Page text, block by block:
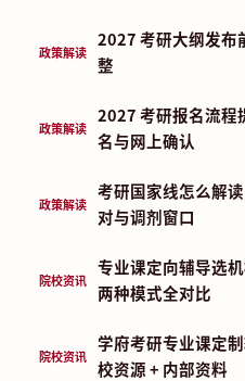
政策解读
2027 考研大纲发布
整
政策解读
2027 考研报名流程
名与网上确认
政策解读
考研国家线怎么解
对与调剂窗口
院校资讯
专业课定向辅导选
两种模式全对比
院校资讯
学府考研专业课定
校资源 + 内部资料